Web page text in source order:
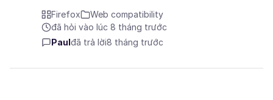
Firefox
Web compatibility
đã hỏi vào lúc 8 tháng trước
Paul đã trả lời8 tháng trước